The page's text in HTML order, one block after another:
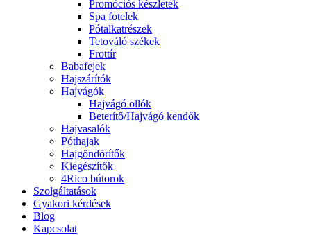
Promóciós készletek
Spa fotelek
Pótalkatrészek
Tetováló székek
Frottír
Babafejek
Hajszárítók
Hajvágók
Hajvágó ollók
Beterítő/Hajvágó kendők
Hajvasalók
Póthajak
Hajgöndörítők
Kiegészítők
4Rico bútorok
Szolgáltatások
Gyakori kérdések
Blog
Kapcsolat